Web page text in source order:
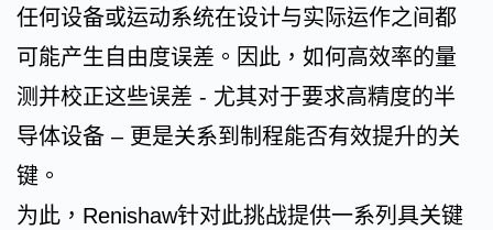
任何设备或运动系统在设计与实际运作之间都
可能产生自由度误差。因此，如何高效率的量
测并校正这些误差 - 尤其对于要求高精度的半
导体设备 – 更是关系到制程能否有效提升的关
键。
为此，Renishaw针对此挑战提供一系列具关键